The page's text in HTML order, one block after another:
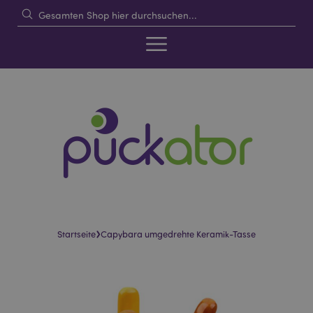
Startseite›Capybara umgedrehte Keramik-Tasse